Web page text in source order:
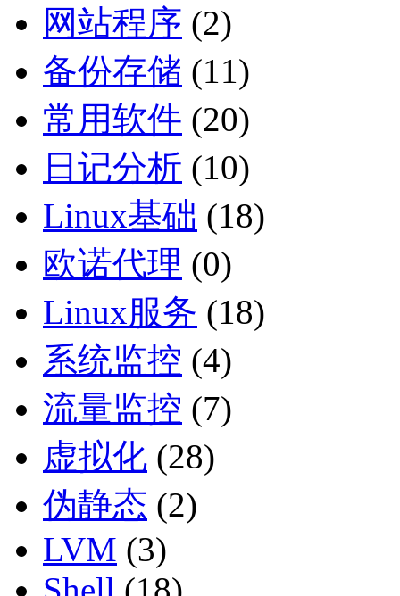
网站程序 (2)
备份存储 (11)
常用软件 (20)
日记分析 (10)
Linux基础 (18)
欧诺代理 (0)
Linux服务 (18)
系统监控 (4)
流量监控 (7)
虚拟化 (28)
伪静态 (2)
LVM (3)